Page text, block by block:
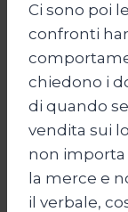
Ci sono poi
confronti
chiedono i
di quando
vendita sui
non importa
la merce e
il verbale,